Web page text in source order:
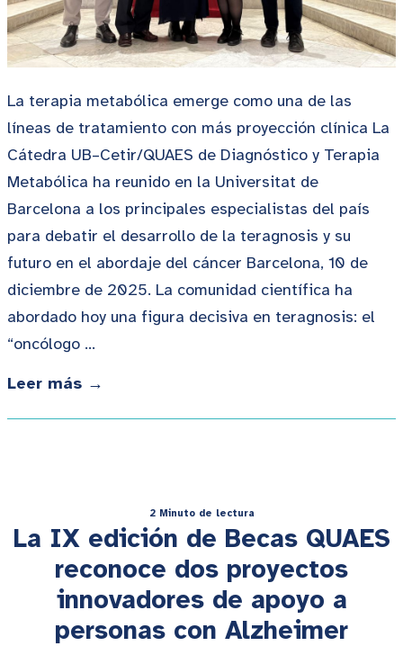
La terapia metabólica emerge como una de las
líneas de tratamiento con más proyección clínica La
Cátedra UB–Cetir/QUAES de Diagnóstico y Terapia
Metabólica ha reunido en la Universitat de
Barcelona a los principales especialistas del país
para debatir el desarrollo de la teragnosis y su
futuro en el abordaje del cáncer Barcelona, 10 de
diciembre de 2025. La comunidad científica ha
abordado hoy una figura decisiva en teragnosis: el
“oncólogo …
Leer más →
2 Minuto de lectura
La IX edición de Becas QUAES
reconoce dos proyectos
innovadores de apoyo a
personas con Alzheimer